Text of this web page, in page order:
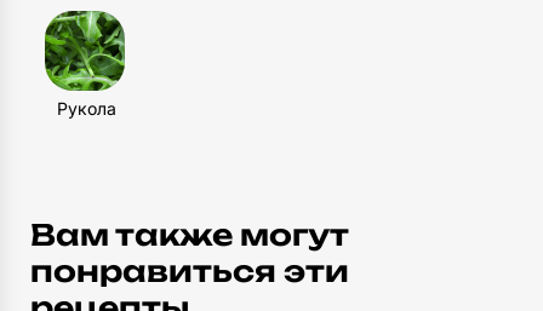
Рукола
Вам также могут
понравиться эти